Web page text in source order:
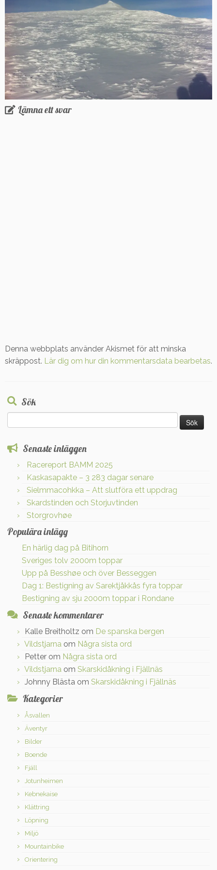
Lämna ett svar
Denna webbplats använder Akismet för att minska
skräppost. Lär dig om hur din kommentarsdata bearbetas.
Sök
efter:
Senaste inläggen
Racereport BAMM 2025
Kaskasapakte – 3 283 dagar senare
Sielmmacohkka – Att slutföra ett uppdrag
Skardstinden och Storjuvtinden
Storgrovhøe
Populära inlägg
En härlig dag på Bitihorn
Sveriges tolv 2000m toppar
Upp på Besshøe och över Besseggen
Dag 1: Bestigning av Sarektjåkkås fyra toppar
Bestigning av sju 2000m toppar i Rondane
Senaste kommentarer
Kalle Breitholtz om De spanska bergen
Vildstjarna om Några sista ord
Petter om Några sista ord
Vildstjarna om Skarskidåkning i Fjällnäs
Johnny Blästa om Skarskidåkning i Fjällnäs
Kategorier
Åsvallen
Äventyr
Bilder
Boende
Fjäll
Jotunheimen
Kebnekaise
Klättring
Löpning
Miljö
Mountainbike
Orientering